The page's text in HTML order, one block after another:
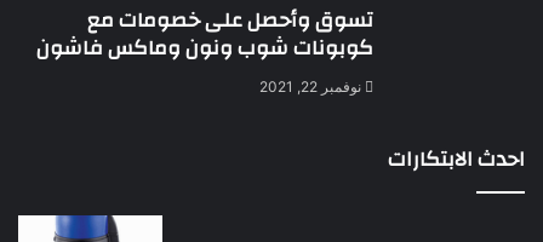
تسوق وأحصل على خصومات مع
كوبونات شوب ونون وماكس فاشون
نوفمبر 22, 2021
احدث الابتكارات